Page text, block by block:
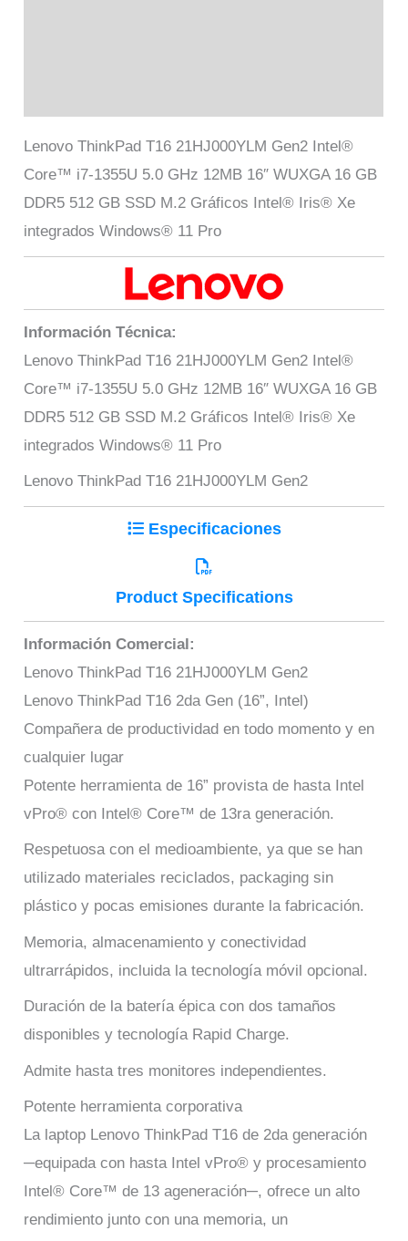
Lenovo ThinkPad T16 21HJ000YLM Gen2 Intel®
Core™ i7-1355U 5.0 GHz 12MB 16″ WUXGA 16 GB
DDR5 512 GB SSD M.2 Gráficos Intel® Iris® Xe
integrados Windows® 11 Pro
Información Técnica:
Lenovo ThinkPad T16 21HJ000YLM Gen2 Intel®
Core™ i7-1355U 5.0 GHz 12MB 16″ WUXGA 16 GB
DDR5 512 GB SSD M.2 Gráficos Intel® Iris® Xe
integrados Windows® 11 Pro
Lenovo ThinkPad T16 21HJ000YLM Gen2
Especificaciones
Product Specifications
Información Comercial:
Lenovo ThinkPad T16 21HJ000YLM Gen2
Lenovo ThinkPad T16 2da Gen (16”, Intel)
Compañera de productividad en todo momento y en
cualquier lugar
Potente herramienta de 16” provista de hasta Intel
vPro® con Intel® Core™ de 13ra generación.
Respetuosa con el medioambiente, ya que se han
utilizado materiales reciclados, packaging sin
plástico y pocas emisiones durante la fabricación.
Memoria, almacenamiento y conectividad
ultrarrápidos, incluida la tecnología móvil opcional.
Duración de la batería épica con dos tamaños
disponibles y tecnología Rapid Charge.
Admite hasta tres monitores independientes.
Potente herramienta corporativa
La laptop Lenovo ThinkPad T16 de 2da generación
─equipada con hasta Intel vPro® y procesamiento
Intel® Core™ de 13 ageneración─, ofrece un alto
rendimiento junto con una memoria, un